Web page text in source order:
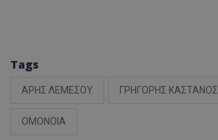
Tags
ΑΡΗΣ ΛΕΜΕΣΟΥ ΓΡΗΓΟΡΗΣ ΚΑΣΤΑΝΟΣ
ΟΜΟΝΟΙΑ